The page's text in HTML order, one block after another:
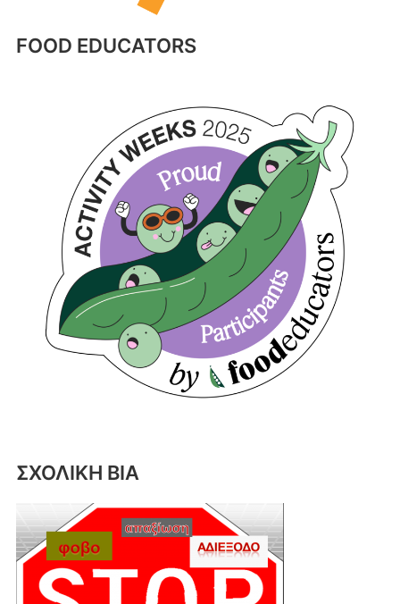
FOOD EDUCATORS
ΣΧΟΛΙΚΗ ΒΙΑ